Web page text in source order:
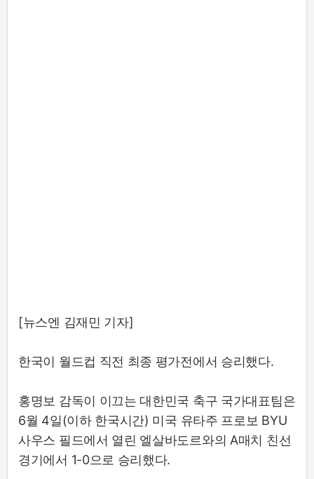
[뉴스엔 김재민 기자]
한국이 월드컵 직전 최종 평가전에서 승리했다.
홍명보 감독이 이끄는 대한민국 축구 국가대표팀은
6월 4일(이하 한국시간) 미국 유타주 프로보 BYU
사우스 필드에서 열린 엘살바도르와의 A매치 친선
경기에서 1-0으로 승리했다.